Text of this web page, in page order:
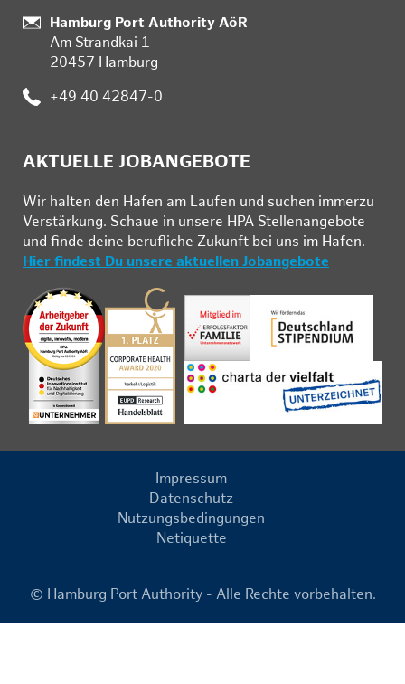
:
Hamburg Port Authority AöR
Am Strandkai 1
20457 Hamburg
: +49 40 42847-0
AKTUELLE JOBANGEBOTE
Wir hal­ten den Ha­fen am Lau­fen und su­chen im­mer­zu
Ver­stär­kung. Schau­e in un­se­re HPA Stel­len­an­ge­bo­te
und fin­de deine be­ruf­li­che Zu­kunft bei uns im Ha­fen.
Hier findest Du unsere aktuellen Jobangebote
Impressum
Datenschutz
Nutzungsbedingungen
Netiquette
© Hamburg Port Authority - Alle Rechte vorbehalten.